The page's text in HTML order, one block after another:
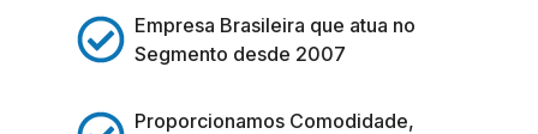
Empresa Brasileira que atua no
Segmento desde 2007
Proporcionamos Comodidade,